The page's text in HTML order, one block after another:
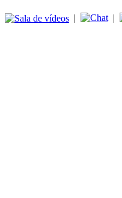
| |